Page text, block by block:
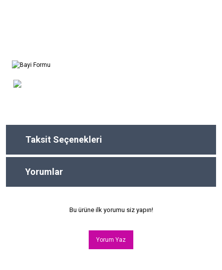
Taksit Seçenekleri
Yorumlar
Bu ürüne ilk yorumu siz yapın!
Yorum Yaz